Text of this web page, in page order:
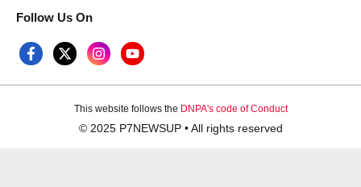
Follow Us On
This website follows the DNPA's code of Conduct
© 2025 P7NEWSUP • All rights reserved